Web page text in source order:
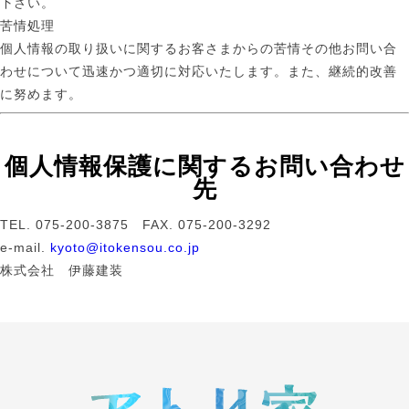
下さい。
苦情処理
個人情報の取り扱いに関するお客さまからの苦情その他お問い合
わせについて迅速かつ適切に対応いたします。また、継続的改善
に努めます。
個人情報保護に関するお問い合わせ
先
TEL. 075-200-3875 FAX. 075-200-3292
e-mail. kyoto@itokensou.co.jp
株式会社 伊藤建装